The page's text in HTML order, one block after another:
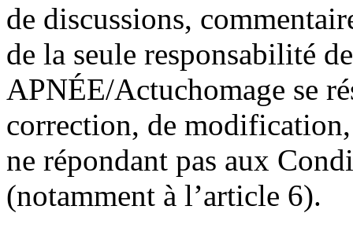
de discussions,
de la seule responsabilité
APNÉE/Actuchomage se
correction, de
ne répondant pas aux
(notamment à l’article 6).